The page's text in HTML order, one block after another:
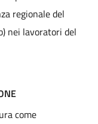
regionale del
nei lavoratori del
come